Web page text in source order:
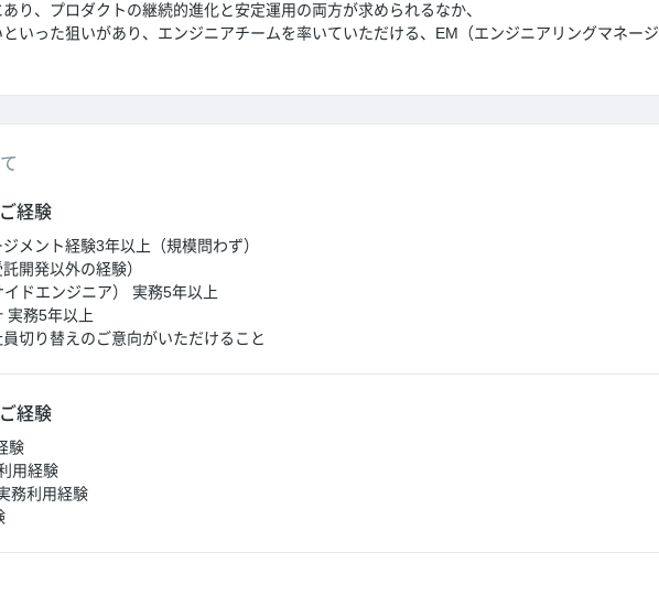
り、プロダクトの継続的進化と安定運用の両方が求められるなか、
いった狙いがあり、エンジニアチームを率いていただける、EM（エンジニアリングマネージ
経験
メント経験3年以上（規模問わず）
開発以外の経験）
イドエンジニア） 実務5年以上
実務5年以上
切り替えのご意向がいただけること
経験
験
用経験
務利用経験